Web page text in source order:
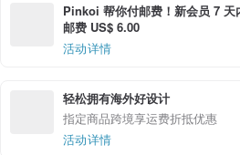
Pinkoi 帮你付邮费！新会员 7
邮费 US$ 6.00
活动详情
轻松拥有海外好设计
指定商品跨境享运费折抵优惠
活动详情